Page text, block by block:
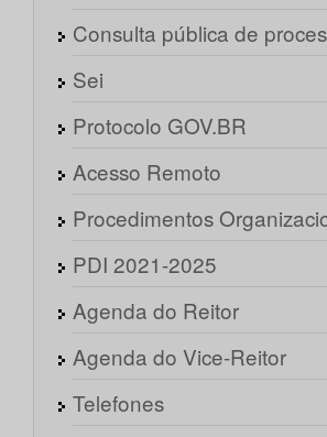
Consulta pública de
Sei
Protocolo GOV.BR
Acesso Remoto
Procedimentos
PDI 2021-2025
Agenda do Reitor
Agenda do Vice-Reitor
Telefones